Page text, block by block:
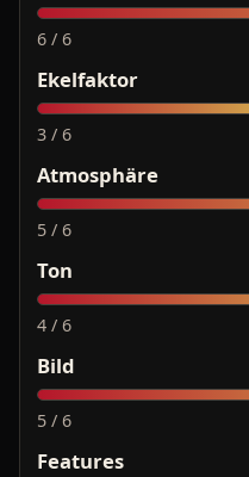
6 / 6
Ekelfaktor
3 / 6
Atmosphäre
5 / 6
Ton
4 / 6
Bild
5 / 6
Features